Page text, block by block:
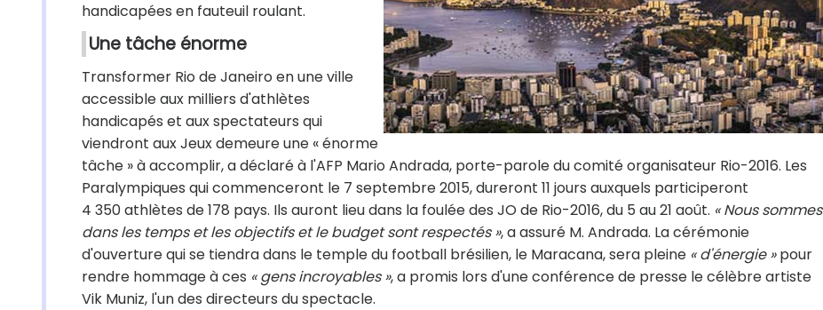
handicapées en fauteuil roulant.
Une tâche énorme
Transformer Rio de Janeiro en une ville
accessible aux milliers d'athlètes
handicapés et aux spectateurs qui
viendront aux Jeux demeure une « énorme
tâche » à accomplir, a déclaré à l'AFP Mario Andrada, porte-parole du comité organisateur Rio-2016. Les
Paralympiques qui commenceront le 7 septembre 2015, dureront 11 jours auxquels participeront
4 350 athlètes de 178 pays. Ils auront lieu dans la foulée des JO de Rio-2016, du 5 au 21 août. « Nous sommes
dans les temps et les objectifs et le budget sont respectés », a assuré M. Andrada. La cérémonie
d'ouverture qui se tiendra dans le temple du football brésilien, le Maracana, sera pleine « d'énergie »pour
rendre hommage à ces « gens incroyables », a promis lors d'une conférence de presse le célèbre artiste
Vik Muniz, l'un des directeurs du spectacle.